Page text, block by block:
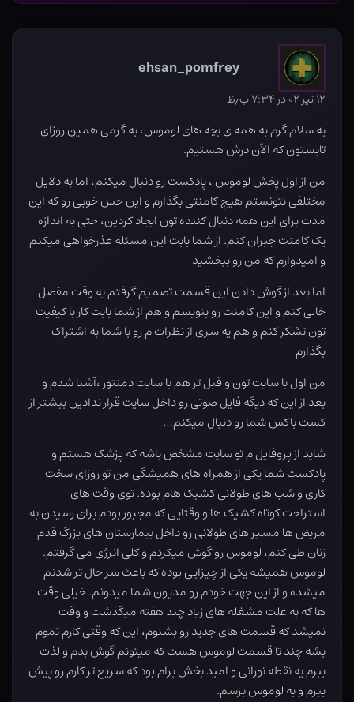
ehsan_pomfrey
۱۲ تیر ۰۲ در ۷:۳۴ ب٫ظ
یه سلام گرم به همه ی بچه های لوموس، به گرمی همین روزای
تابستون که الآن درش هستیم.
من از اول پخش لوموس ، پادکست رو دنبال میکنم، اما به دلایل
مختلفی نتونستم هیچ کامنتی بگذارم و این حس خوبی رو که این
مدت برای این همه دنبال کننده تون ایجاد کردین، حتی به اندازه
یک کامنت جبران کنم. از شما بابت این مسئله عذرخواهی میکنم
و امیدوارم که من رو ببخشید
اما بعد از گوش دادن این قسمت تصمیم گرفتم یه وقت مفصل
خالی کنم و این کامنت رو بنویسم و هم از شما بابت کار با کیفیت
تون تشکر کنم و هم یه سری از نظرات م رو با شما به اشتراک
بگذارم
من اول با سایت تون و قبل تر هم با سایت دمنتور ،آشنا شدم و
بعد از این که دیگه فایل صوتی رو داخل سایت قرار ندادین بیشتر از
کست باکس شما رو دنبال میکنم…
شاید از پروفایل م تو سایت مشخص باشه که پزشک هستم و
پادکست شما یکی از همراه های همیشگی من تو روزای سخت
کاری و شب های طولانی کشیک هام بوده. توی وقت های
استراحت کوتاه کشیک ها و وقتایی که مجبور بودم برای رسیدن به
مریض ها مسیر های طولانی رو داخل بیمارستان های بزرگ قدم
زنان طی کنم، لوموس رو گوش میکردم و کلی انرژی می گرفتم.
لوموس همیشه یکی از چیزایی بوده که باعث سر حال تر شدنم
میشده و از این جهت خودم رو مدیون شما میدونم. خیلی وقت
ها که به علت مشغله های زیاد چند هفته میگذشت و وقت
نمیشد که قسمت های جدید رو بشنوم، این که وقتی کارم تموم
بشه چند تا قسمت لوموس هست که میتونم گوش بدم و لذت
ببرم یه نقطه نورانی و امید بخش برام بود که سریع تر کارم رو پیش
ببرم و به لوموس برسم.